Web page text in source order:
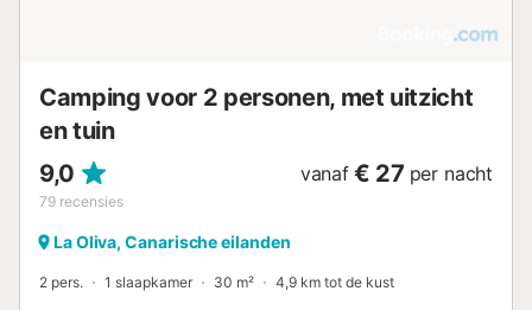
Camping voor 2 personen, met uitzicht
en tuin
9,0
79 recensies
vanaf € 27 per nacht
La Oliva, Canarische eilanden
2 pers. 1 slaapkamer 30 m² 4,9 km tot de kust